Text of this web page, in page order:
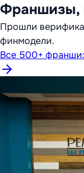
Франшизы,
Прошли
финмодели.
Все 500+